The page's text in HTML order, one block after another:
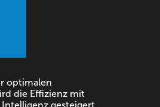
optimalen
die Effizienz mit